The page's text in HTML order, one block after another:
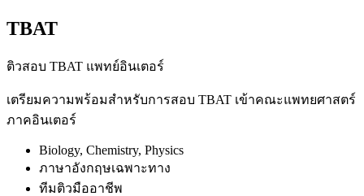
TBAT
ติวสอบ TBAT แพทย์อินเตอร์
เตรียมความพร้อมสำหรับการสอบ TBAT เข้าคณะแพทยศาสตร์
ภาคอินเตอร์
Biology, Chemistry, Physics
ภาษาอังกฤษเฉพาะทาง
ทีมติวมืออาชีพ